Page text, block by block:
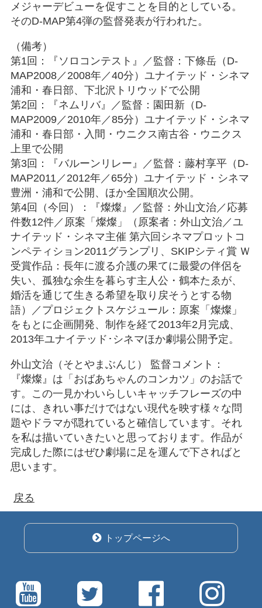
メジャーデビューを促すことを目的としている。
そのD-MAP第4弾の監督発表が行われた。
（備考）
第1回：『ソロコンテスト』／監督：下條岳（D-
MAP2008／2008年／40分）ユナイテッド・シネマ
浦和・春日部、下北沢トリウッドで公開
第2回：『ネムリバ』／監督：園田新（D-
MAP2009／2010年／85分）ユナイテッド・シネマ
浦和・春日部・入間・ウニクス南古谷・ウニクス
上里で公開
第3回：『バルーンリレー』／監督：藤村享平（D-
MAP2011／2012年／65分）ユナイテッド・シネマ
豊洲・浦和で公開、ほか全国順次公開。
第4回（今回）：『燦燦』／監督：外山文治／応募
件数12件／原案「燦燦」（原案者：外山文治／ユ
ナイテッド・シネマ主催 第六回シネマプロットコ
ンペティション2011グランプリ、SKIPシティ賞 Ｗ
受賞作品：長年に渡る介護の果てに最愛の伴侶を
失い、孤独な余生を暮らす主人公・鶴本たゑが、
婚活を通じて生きる希望を取り戻そうとする物
語）／プロジェクトスケジュール：原案「燦燦」
をもとに企画開発、制作を経て2013年2月完成、
2013年ユナイテッド･シネマほか劇場公開予定。
外山文治（そとやまぶんじ） 監督コメント：
『燦燦』は「おばあちゃんのコンカツ」のお話で
す。この一見かわいらしいキャッチフレーズの中
には、きれい事だけではない現代を映す様々な問
題やドラマが隠れていると確信しています。それ
を私は描いていきたいと思っております。作品が
完成した際にはぜひ劇場に足を運んで下さればと
思います。
戻る
トップページへ